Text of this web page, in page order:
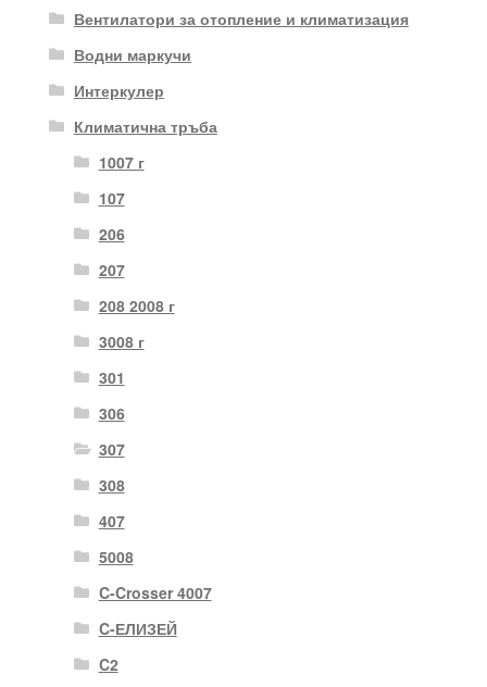
Вентилатори за отопление и климатизация
Водни маркучи
Интеркулер
Климатична тръба
1007 г
107
206
207
208 2008 г
3008 г
301
306
307
308
407
5008
C-Crosser 4007
C-ЕЛИЗЕЙ
C2